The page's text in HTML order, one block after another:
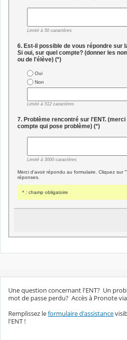
Une question concernant l'ENT? Un
mot de passe perdu? Accès à Pronote
Remplissez leformulaire d'assistance
l'ENT !